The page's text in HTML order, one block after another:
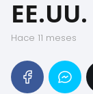
EE.UU.
hace 11 meses